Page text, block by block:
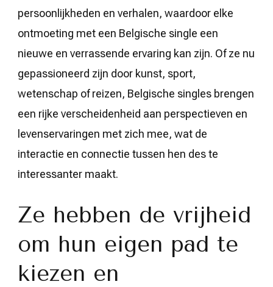
persoonlijkheden en verhalen, waardoor elke
ontmoeting met een Belgische single een
nieuwe en verrassende ervaring kan zijn. Of ze nu
gepassioneerd zijn door kunst, sport,
wetenschap of reizen, Belgische singles brengen
een rijke verscheidenheid aan perspectieven en
levenservaringen met zich mee, wat de
interactie en connectie tussen hen des te
interessanter maakt.
Ze hebben de vrijheid
om hun eigen pad te
kiezen en